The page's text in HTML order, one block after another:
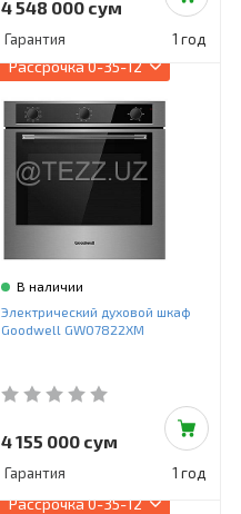
4 548 000 сум
Гарантия 1 год
Рассрочка0-35-12
В наличии
Электрический духовой шкаф
Goodwell GWO7822XM
4 155 000 сум
Гарантия 1 год
Рассрочка0-35-12